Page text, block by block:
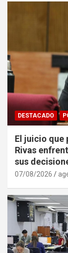
DESTACADO
El juicio que
Rivas
sus
07/08/2026